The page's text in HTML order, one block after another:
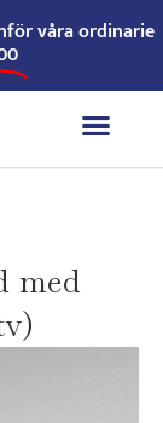
våra ordinarie
med